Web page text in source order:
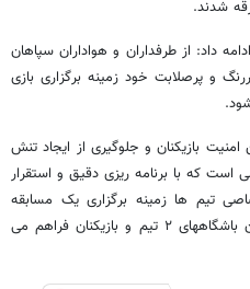
شدند.
داد: از طرفداران و هواداران سپاهان
و پرصلابت خود زمینه برگزاری بازی
بازیکنان و جلوگیری از ایجاد تنش
است که با برنامه ریزی دقیق و استقرار
تیم ها زمینه برگزاری یک مسابقه
جوانمردانه با تعامل و مشارکت هواداران باشگاههای ۲ تیم و بازیکنان فراهم می